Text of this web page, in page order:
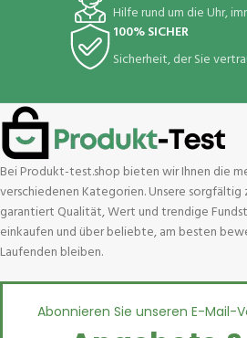
Hilfe rund um die Uhr,
100% SICHER
Sicherheit, der Sie
Bei Produkt-test.shop bieten wir Ihnen die
verschiedenen Kategorien. Unsere
garantiert Qualität, Wert und trendige
einkaufen und über beliebte, am besten
Laufenden bleiben.
Abonnieren Sie unseren E-Mail-